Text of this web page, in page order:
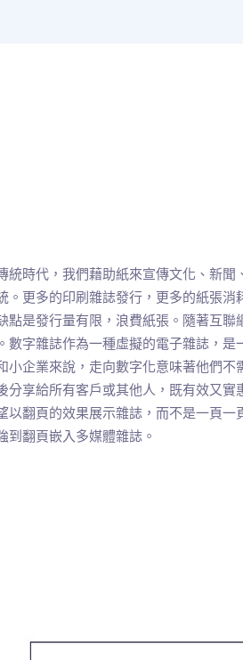
統時代，我們藉助紙來宣傳文化、新
。更多的印刷雜誌發行，更多的紙張消
點是發行量有限，浪費紙張。隨著互
數字雜誌作為一種虛擬的電子雜誌，
小企業來說，走向數字化意味著他們
分享給所有客戶或其他人，既有效又
以翻頁的效果展示雜誌，而不是一頁
到翻頁嵌入多媒體雜誌。